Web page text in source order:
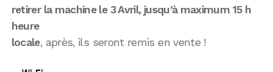
retirer la machine le 3 Avril, jusqu’à maximum 15 h
heure
locale, après, ils seront remis en vente !